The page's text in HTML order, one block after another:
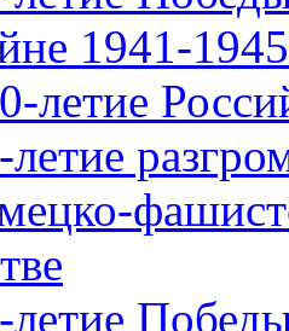
1941-1945
летие
летие
летие